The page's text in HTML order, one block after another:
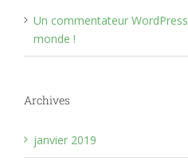
Un commentateur WordPress
monde !
Archives
janvier 2019